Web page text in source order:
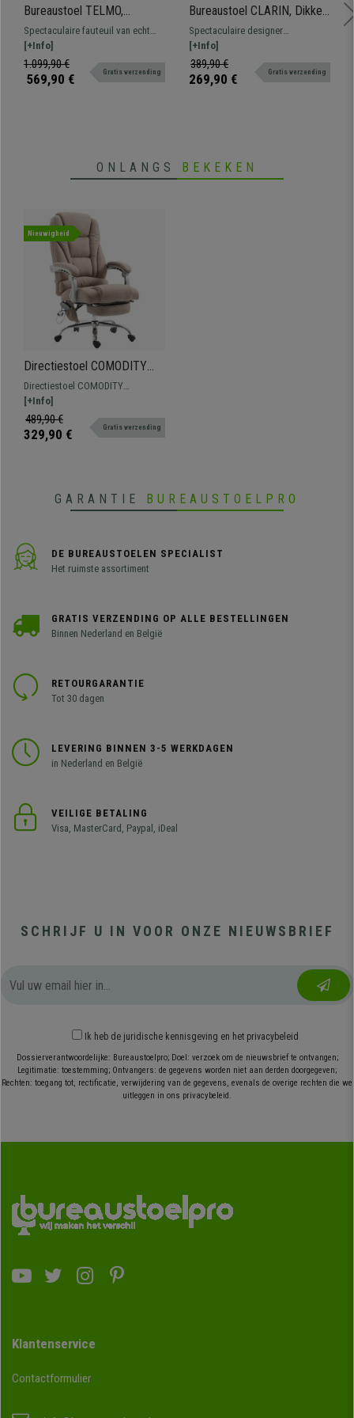
Bureaustoel TELMO,
Topkwaliteit, Elegant Design,
Echt Leder, Zwart
Spectaculaire fauteuil van echt
leder, een luxe qua design,
kwaliteit en comfort. Geschikt
voor professioneel gebruik van 8
[+Info]
1.099,90 €
569,90 € Gratis verzending
Bureaustoel CLARIN, Dikke
Vulling, Elegant Ontwerp met
Hout en Lederen Bekleding
in de kleur Zwart
Spectaculaire designer
bureaustoel CLARIN met houten
frame en bekleding van
hoogwaardig kunstleder.
[+Info]
389,90 €
269,90 € Gratis verzending
ONLANGS BEKEKEN
Nieuwigheid
Directiestoel COMODITY
MASSAGE, Uitschuifbare
Voetsteun, Massagefunctie,
in Beige Stof
Directiestoel COMODITY
MASSAGE met massagefunctie,
kantelbare rugleuningn en met
uitschuifbare voetensteun, de
[+Info]
489,90 €
329,90 € Gratis verzending
GARANTIE BUREAUSTOELPRO
DE BUREAUSTOELEN SPECIALIST
Het ruimste assortiment
GRATIS VERZENDING OP ALLE BESTELLINGEN
Binnen Nederland en België
RETOURGARANTIE
Tot 30 dagen
LEVERING BINNEN 3-5 WERKDAGEN
in Nederland en België
VEILIGE BETALING
Visa, MasterCard, Paypal, iDeal
SCHRIJF U IN VOOR ONZE NIEUWSBRIEF
Ik heb de juridische kennisgeving en het privacybeleid
Dossierverantwoordelijke: Bureaustoelpro; Doel: verzoek om de nieuwsbrief te ontvangen;
Legitimatie: toestemming; Ontvangers: de gegevens worden niet aan derden doorgegeven;
Rechten: toegang tot, rectificatie, verwijdering van de gegevens, evenals de overige rechten die we
uitleggen in ons privacybeleid.
Klantenservice
Contactformulier